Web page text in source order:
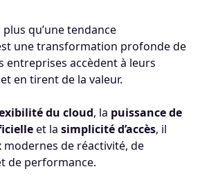
plus qu’une tendance
une transformation profonde de
entreprises accèdent à leurs
en tirent de la valeur.
du cloud, la puissance de
et la simplicité d’accès, il
modernes de réactivité, de
de performance.